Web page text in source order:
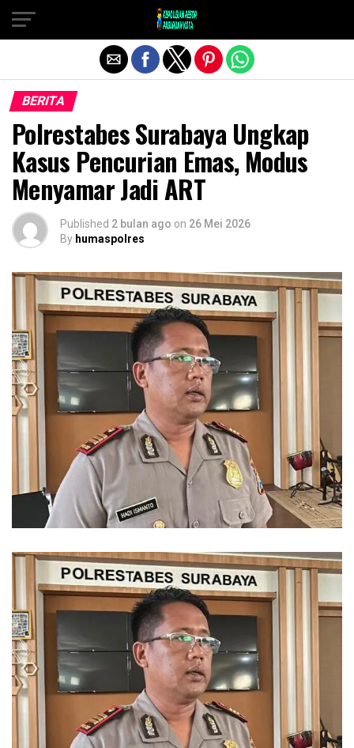
BERITA
Polrestabes Surabaya Ungkap
Kasus Pencurian Emas, Modus
Menyamar Jadi ART
Published 2 bulan ago on 26 Mei 2026
By humaspolres
Exit mobile version